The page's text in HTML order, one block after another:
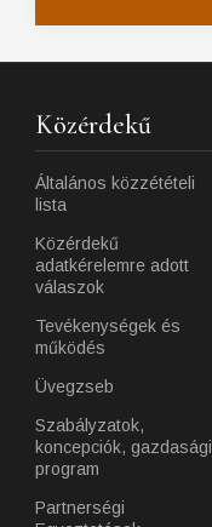
Közérdekű
Általános közzétételi
lista
Közérdekű
adatkérelemre adott
válaszok
Tevékenységek és
működés
Üvegzseb
Szabályzatok,
koncepciók, gazdasági
program
Partnerségi